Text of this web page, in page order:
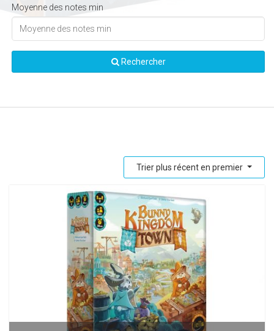
Moyenne des notes min
Rechercher
Trier plus récent en premier